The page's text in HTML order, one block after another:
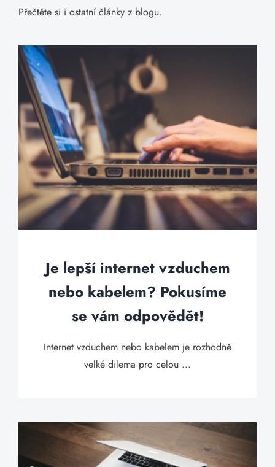
Přečtěte si i ostatní články z blogu.
Je lepší internet vzduchem
nebo kabelem? Pokusíme
se vám odpovědět!
Internet vzduchem nebo kabelem je rozhodně
velké dilema pro celou ...